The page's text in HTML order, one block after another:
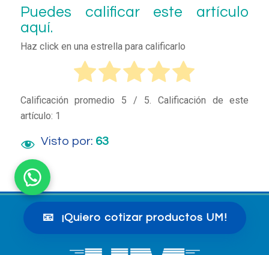
Puedes calificar este artículo
aquí.
Haz click en una estrella para calificarlo
Calificación promedio 5 / 5. Calificación de este
artículo: 1
Visto por: 63
📧 ¡Quiero cotizar productos UM!